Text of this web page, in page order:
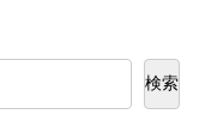
検索